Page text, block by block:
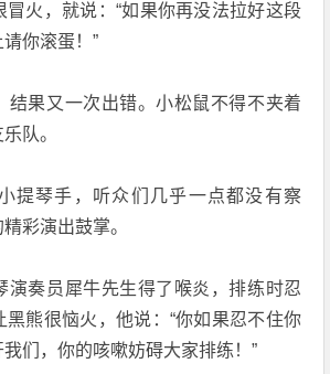
冒火，就说：“如果你再没法拉好这段
你滚蛋！”
结果又一次出错。小松鼠不得不夹着
队。
提琴手，听众们几乎一点都没有察
彩演出鼓掌。
演奏员犀牛先生得了喉炎，排练时忍
黑熊很恼火，他说：“你如果忍不住你
们，你的咳嗽妨碍大家排练！”